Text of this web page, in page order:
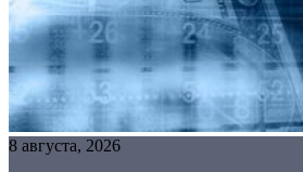
8 августа, 2026